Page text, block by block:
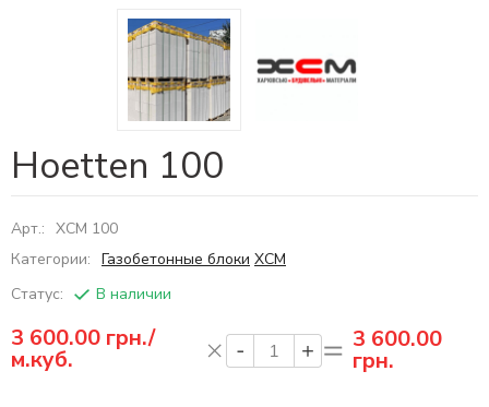
Hoetten 100
Арт.: ХСМ 100
Категории: Газобетонные блоки ХСМ
Статус:
В наличии
3 600.00 грн./
м.куб.
3 600.00
грн.